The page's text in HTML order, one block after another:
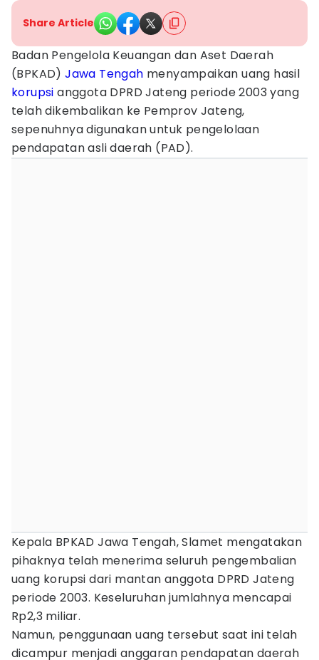
Share Article
Badan Pengelola Keuangan dan Aset Daerah
(BPKAD)Jawa Tengah menyampaikan uang hasil
korupsi anggota DPRD Jateng periode 2003 yang
telah dikembalikan ke Pemprov Jateng,
sepenuhnya digunakan untuk pengelolaan
pendapatan asli daerah (PAD).
Kepala BPKAD Jawa Tengah, Slamet mengatakan
pihaknya telah menerima seluruh pengembalian
uang korupsi dari mantan anggota DPRD Jateng
periode 2003. Keseluruhan jumlahnya mencapai
Rp2,3 miliar.
Namun, penggunaan uang tersebut saat ini telah
dicampur menjadi anggaran pendapatan daerah